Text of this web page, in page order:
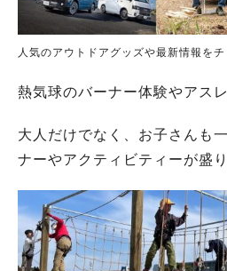
人気のアウトドアグッズや最新情報をチ
熱気球のバーナー体験やアス
大人だけでなく、お子さんも
ナーやアクティビティーが盛